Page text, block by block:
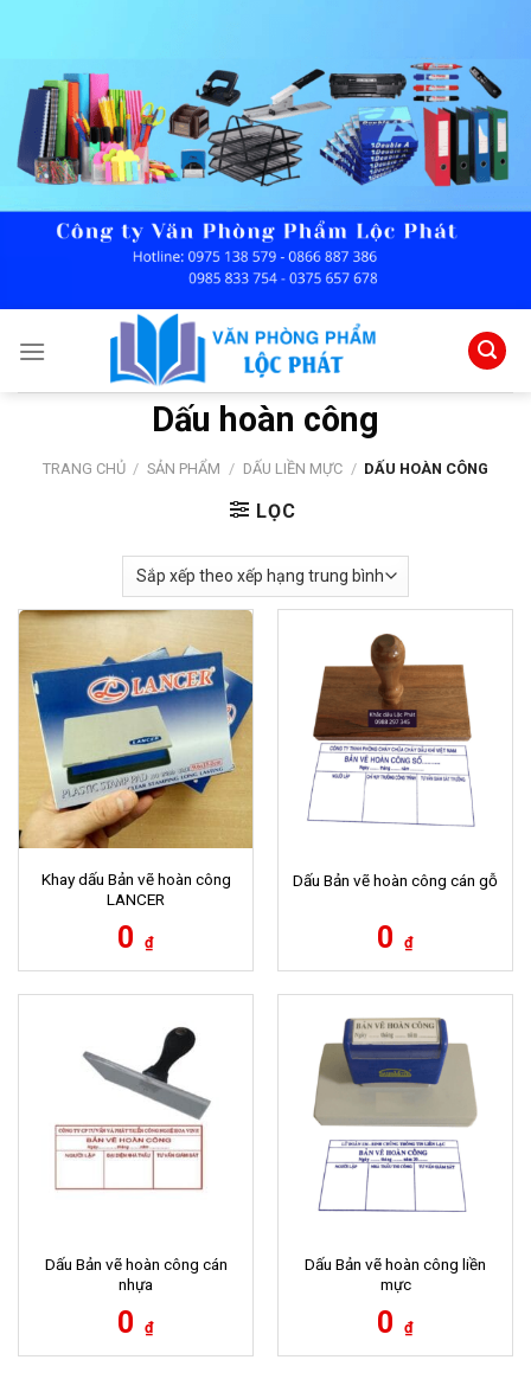
content
Dấu hoàn công
TRANG CHỦ / SẢN PHẨM / DẤU LIỀN MỰC / DẤU HOÀN CÔNG
LỌC
Khay dấu Bản vẽ hoàn công
LANCER
0 ₫
Dấu Bản vẽ hoàn công cán gỗ
0 ₫
Dấu Bản vẽ hoàn công cán
nhựa
0 ₫
Dấu Bản vẽ hoàn công liền
mực
0 ₫